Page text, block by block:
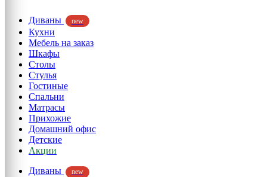
Диваны new
Кухни
Мебель на заказ
Шкафы
Столы
Стулья
Гостиные
Спальни
Матрасы
Прихожие
Домашний офис
Детские
Акции
Диваны
new